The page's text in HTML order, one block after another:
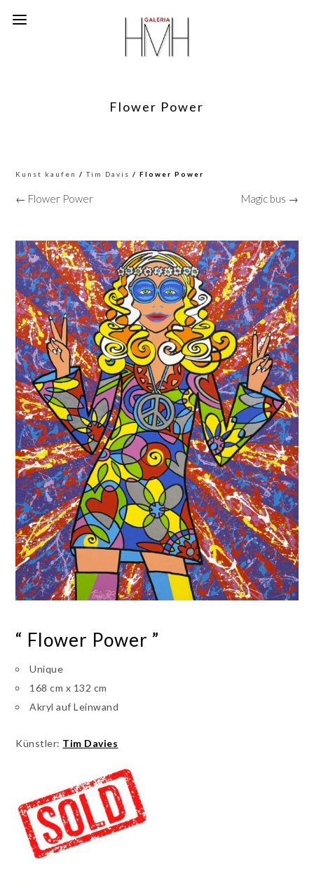
Flower Power
Kunst kaufen /Tim Davis / Flower Power
← Flower Power Magic bus →
“ Flower Power ”
Unique
168 cm x 132 cm
Akryl auf Leinwand
Künstler: Tim Davies